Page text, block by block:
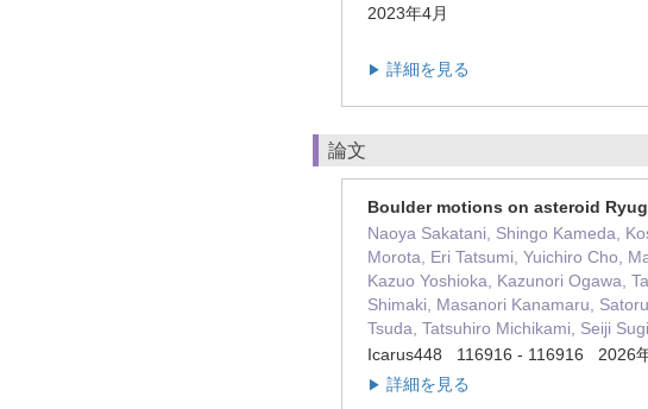
2023年4月
▶ 詳細を見る
論文
Boulder motions on asteroid
Naoya Sakatani, Shingo Kameda,
Morota, Eri Tatsumi, Yuichiro Cho,
Kazuo Yoshioka, Kazunori Ogawa,
Shimaki, Masanori Kanamaru,
Tsuda, Tatsuhiro Michikami, Seiji
Icarus448 116916 - 116916 2026
▶ 詳細を見る